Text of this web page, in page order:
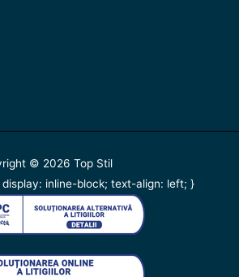
© 2026 Top Stil
inline-block; text-align: left; }